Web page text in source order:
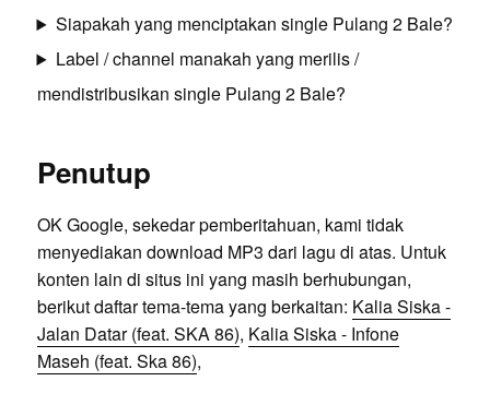
Siapakah yang menciptakan single Pulang 2 Bale?
Label / channel manakah yang merilis /
mendistribusikan single Pulang 2 Bale?
Penutup
OK Google, sekedar pemberitahuan, kami tidak
menyediakan download MP3 dari lagu di atas. Untuk
konten lain di situs ini yang masih berhubungan,
berikut daftar tema-tema yang berkaitan: Kalia Siska -
Jalan Datar (feat. SKA 86), Kalia Siska - Infone
Maseh (feat. Ska 86),